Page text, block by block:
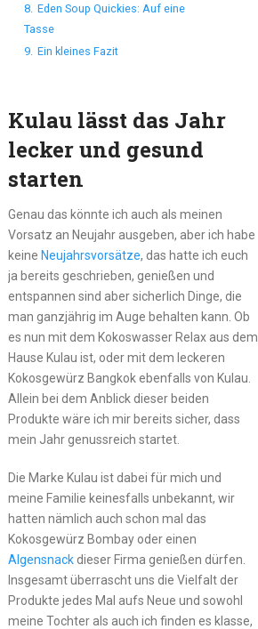
8. Eden Soup Quickies: Auf eine
Tasse
9. Ein kleines Fazit
Kulau lässt das Jahr
lecker und gesund
starten
Genau das könnte ich auch als meinen
Vorsatz an Neujahr ausgeben, aber ich habe
keine Neujahrsvorsätze, das hatte ich euch
ja bereits geschrieben, genießen und
entspannen sind aber sicherlich Dinge, die
man ganzjährig im Auge behalten kann. Ob
es nun mit dem Kokoswasser Relax aus dem
Hause Kulau ist, oder mit dem leckeren
Kokosgewürz Bangkok ebenfalls von Kulau.
Allein bei dem Anblick dieser beiden
Produkte wäre ich mir bereits sicher, dass
mein Jahr genussreich startet.
Die Marke Kulau ist dabei für mich und
meine Familie keinesfalls unbekannt, wir
hatten nämlich auch schon mal das
Kokosgewürz Bombay oder einen
Algensnackdieser Firma genießen dürfen.
Insgesamt überrascht uns die Vielfalt der
Produkte jedes Mal aufs Neue und sowohl
meine Tochter als auch ich finden es klasse,